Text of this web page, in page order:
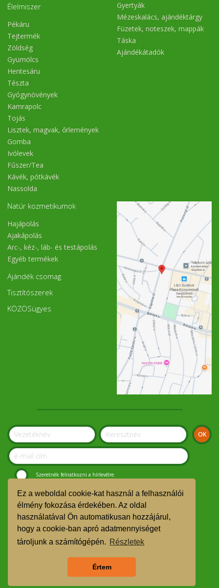
Ez a weboldal cookie-kat használ a felhasználói
élmény fokozása érdekében. Az oldal
használatával Ön automatikusan hozzájárul,
hogy a cookie-ban apró adatmennyiséget
tároljunk a számítógépén. Részletek
Értem
Élelmiszer
Pékáru
Tejtermék
Zöldség
Gyümölcs
Hentesáru
Tészta
Gyógynövények
Kamrapolc
Tojás
Lisztek, magvak, őrlemények
Gomba
Ivólevek
Fűszer/Tea
Kávék, pótkávék
Nassolda
Gyertyák
Mézeskalács, ajándéktárgy
Füzetek, noteszek, mappák
Táska
Ajándékátadók
Natúr kozmetikumok
Hajápolás
Ajakápolás
Arc-, kéz-, láb- és testápolás
Egyéb termékek
Ajándék csomag
Tisztítószerek
KÖZÖSügyes
Szeretnék feliratkozni a hírlevélre.
© Szolnoki Kosár Közösség 2019.
GDPR
TMR
Árgarancia